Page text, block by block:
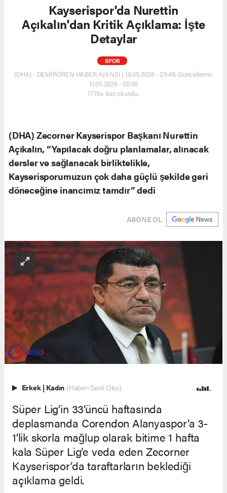
Kayserispor'da Nurettin
Açıkalın'dan Kritik Açıklama: İşte
Detaylar
SPOR
(DHA) - DEMİRÖREN HABER AJANSI | 10.05.2026 - 23:49, Güncelleme:
11.05.2026 - 00:00
1770+ kez okundu.
(DHA) Zecorner Kayserispor Başkanı Nurettin
Açıkalın, “Yapılacak doğru planlamalar, alınacak
dersler ve sağlanacak birliktelikle,
Kayserisporumuzun çok daha güçlü şekilde geri
döneceğine inancımız tamdır” dedi
ABONE OL
Erkek | Kadın (Haberi Sesli Oku)
Süper Lig’in 33’üncü haftasında
deplasmanda Corendon Alanyaspor’a 3-
1’lik skorla mağlup olarak bitime 1 hafta
kala Süper Lig’e veda eden Zecorner
Kayserispor’da taraftarların beklediği
açıklama geldi.